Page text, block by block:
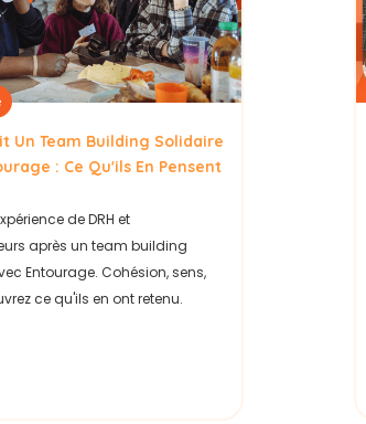
Un Team Building Solidaire
: Ce Qu'ils En Pensent
de DRH et
après un team building
Entourage. Cohésion, sens,
ce qu'ils en ont retenu.